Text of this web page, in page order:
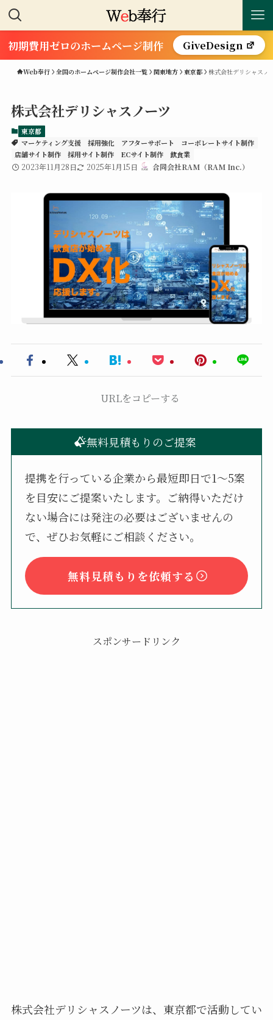
初期費用ゼロのホームページ制作 GiveDesign
Web奉行 全国のホームページ制作会社一覧 関東地方 東京都 株式会社デリシャスノ
株式会社デリシャスノーツ
東京都
マーケティング支援
採用強化 アフターサポート
コーポレートサイト制作
店舗サイト制作
採用サイト制作 ECサイト制作 飲食業
2023年11月28日 2025年1月15日 合同会社RAM（RAM Inc.）
URLをコピーする
無料見積もりのご提案
提携を行っている企業から最短即日で1〜5案
を目安にご提案いたします。ご納得いただけ
ない場合には発注の必要はございませんの
で、ぜひお気軽にご相談ください。
無料見積もりを依頼する
スポンサードリンク
株式会社デリシャスノーツは、東京都で活動してい